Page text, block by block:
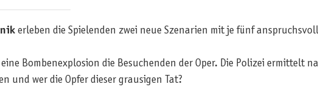
erleben die Spielenden zwei neue Szenarien mit je fünf
Bombenexplosion die Besuchenden der Oper. Die Polizei ermittelt
und wer die Opfer dieser grausigen Tat?